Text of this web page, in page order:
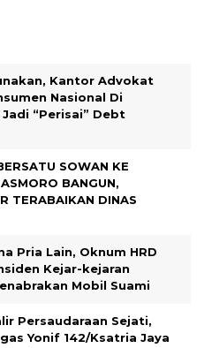
Kantor Advokat
Nasional Di
“Perisai” Debt
SOWAN KE
BANGUN,
TERABAIKAN DINAS
Pria Lain, Oknum HRD
Kejar-kejaran
Mobil Suami
Persaudaraan Sejati,
Yonif 142/Ksatria Jaya